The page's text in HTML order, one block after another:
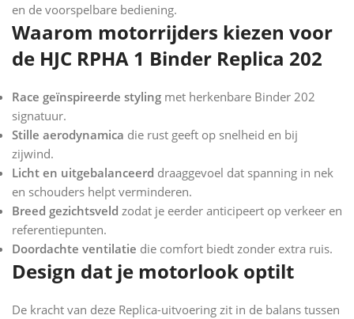
en de voorspelbare bediening.
Waarom motorrijders kiezen voor
de HJC RPHA 1 Binder Replica 202
Race geïnspireerde styling met herkenbare Binder 202
signatuur.
Stille aerodynamica die rust geeft op snelheid en bij
zijwind.
Licht en uitgebalanceerd draaggevoel dat spanning in nek
en schouders helpt verminderen.
Breed gezichtsveld zodat je eerder anticipeert op verkeer en
referentiepunten.
Doordachte ventilatie die comfort biedt zonder extra ruis.
Design dat je motorlook optilt
De kracht van deze Replica-uitvoering zit in de balans tussen